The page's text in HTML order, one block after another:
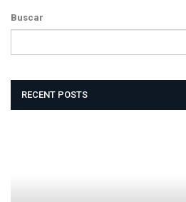
Buscar
RECENT POSTS